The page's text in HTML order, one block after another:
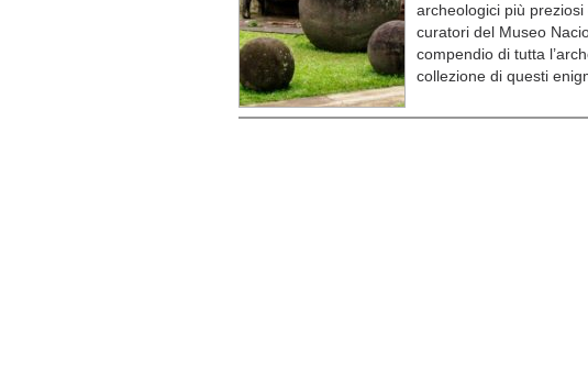
archeologici più
curatori del Museo
compendio di tutta
collezione di questi